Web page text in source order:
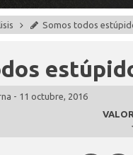
Somos todos
- 11 octubre, 2016